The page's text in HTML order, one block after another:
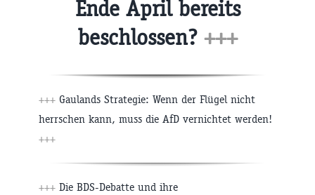
Ende April bereits
beschlossen? +++
+++ Gaulands Strategie: Wenn der Flügel nicht
herrschen kann, muss die AfD vernichtet werden!
+++
+++ Die BDS-Debatte und ihre